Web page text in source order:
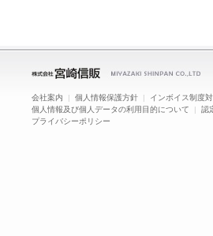
会社案内 | 個人情報保護方針 | インボイス制度
個人情報及び個人データの利用目的について | 認
プライバシーポリシー